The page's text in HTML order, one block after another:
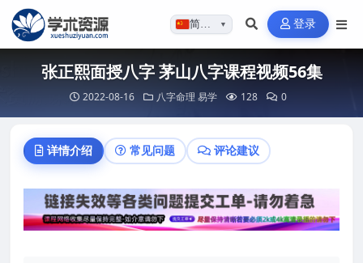
简体…▼ 登录
张正熙面授八字 茅山八字课程视频56集
2022-08-16 八字命理 易学 128 0
详情介绍 常见问题 评论建议